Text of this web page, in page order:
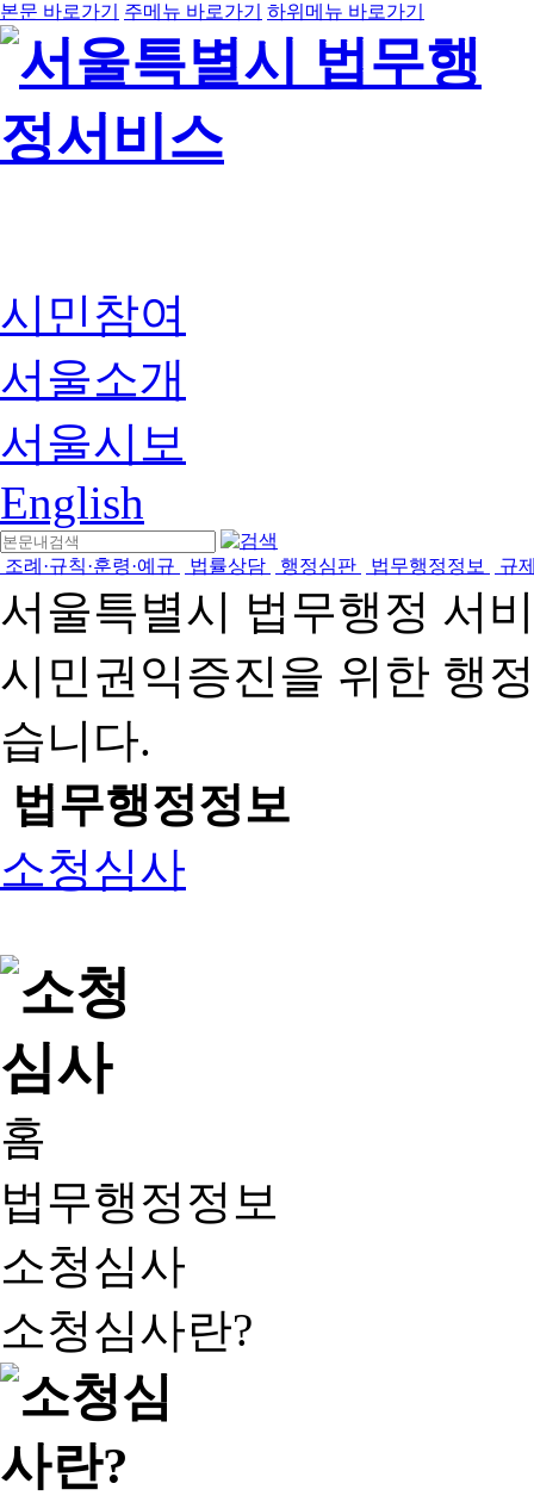
본문 바로가기 주메뉴 바로가기 하위메뉴 바로가기
시민참여
서울소개
서울시보
English
조례·규칙·훈령·예규 법률상담 행정심판 법무행정정보 규
서울특별시 법무행정 서
시민권익증진을 위한 행
습니다.
법무행정정보
소청심사
홈
법무행정정보
소청심사
소청심사란?